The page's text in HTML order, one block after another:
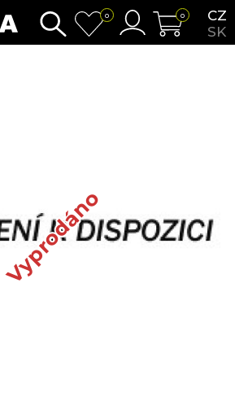
CZ
SK
0 0
Vyprodáno